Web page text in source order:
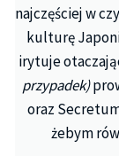
najczęściej w
kulturę
irytuje
przypadek)
oraz
żebym